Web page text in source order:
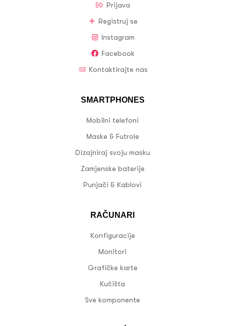
Prijava
Registruj se
Instagram
Facebook
Kontaktirajte nas
SMARTPHONES
Mobilni telefoni
Maske & Futrole
Dizajniraj svoju masku
Zamjenske baterije
Punjači & Kablovi
RAČUNARI
Konfiguracije
Monitori
Grafičke karte
Kućišta
Sve komponente